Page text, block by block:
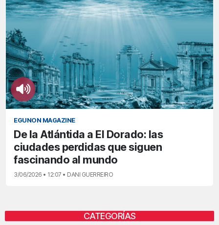
EGUNON MAGAZINE
De la Atlántida a El Dorado: las
ciudades perdidas que siguen
fascinando al mundo
3/06/2026 • 12:07 • DANI GUERREIRO
CATEGORÍAS